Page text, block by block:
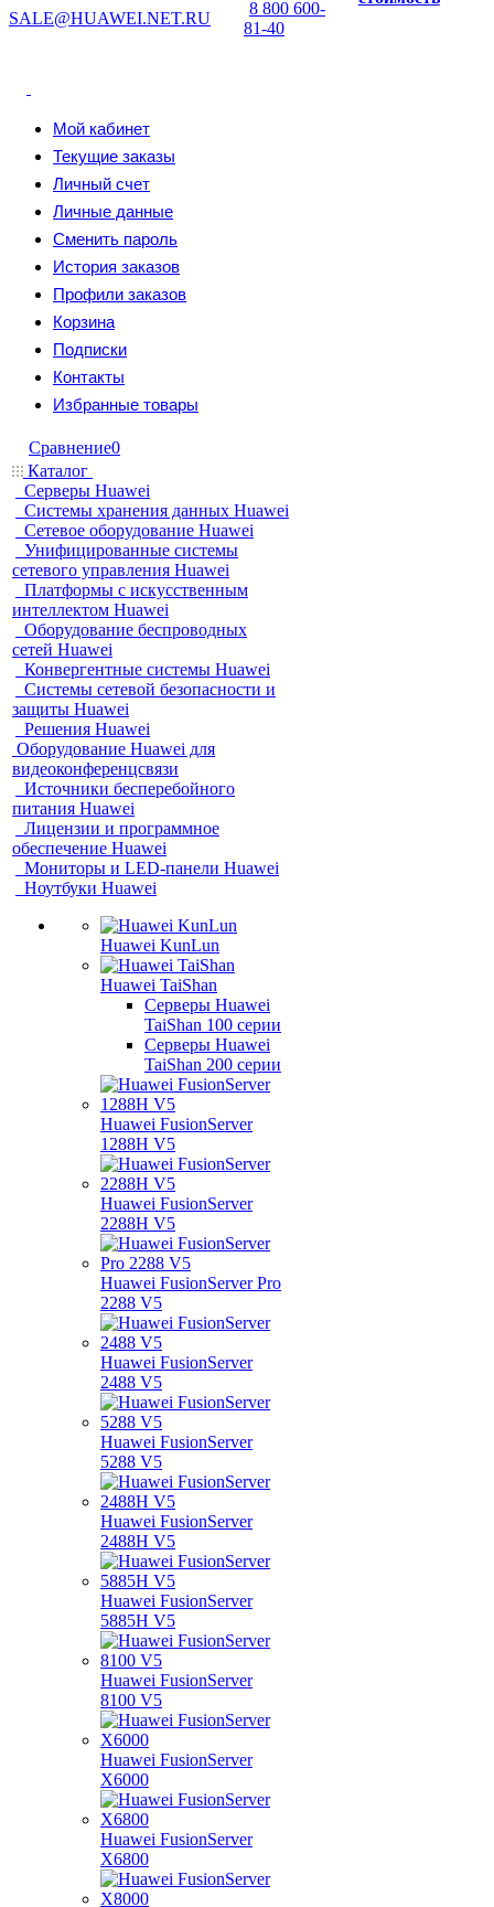
SALE@HUAWEI.NET.RU
8 800 600-
81-40
Мой кабинет
Текущие заказы
Личный счет
Личные данные
Сменить пароль
История заказов
Профили заказов
Корзина
Подписки
Контакты
Избранные товары
Сравнение0
Каталог
Серверы Huawei
Системы хранения данных Huawei
Сетевое оборудование Huawei
Унифицированные системы
сетевого управления Huawei
Платформы с искусственным
интеллектом Huawei
Оборудование беспроводных
сетей Huawei
Конвергентные системы Huawei
Системы сетевой безопасности и
защиты Huawei
Решения Huawei
Оборудование Huawei для
видеоконференцсвязи
Источники бесперебойного
питания Huawei
Лицензии и программное
обеспечение Huawei
Мониторы и LED-панели Huawei
Ноутбуки Huawei
Huawei KunLun
Huawei TaiShan
Серверы Huawei
TaiShan 100 серии
Серверы Huawei
TaiShan 200 серии
Huawei FusionServer
1288H V5
Huawei FusionServer
2288H V5
Huawei FusionServer Pro
2288 V5
Huawei FusionServer
2488 V5
Huawei FusionServer
5288 V5
Huawei FusionServer
2488H V5
Huawei FusionServer
5885H V5
Huawei FusionServer
8100 V5
Huawei FusionServer
X6000
Huawei FusionServer
X6800